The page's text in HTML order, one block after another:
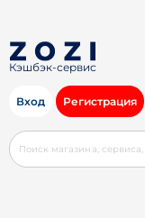
Кэшбэк-сервис
Вход Регистрация